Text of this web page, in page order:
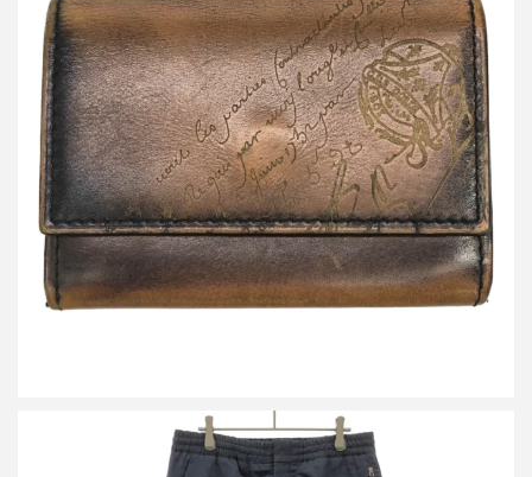
ベルルッティ アカジュースクリット コンパクトレザーウォレット
財布
買取金額15,600円
詳しく見る